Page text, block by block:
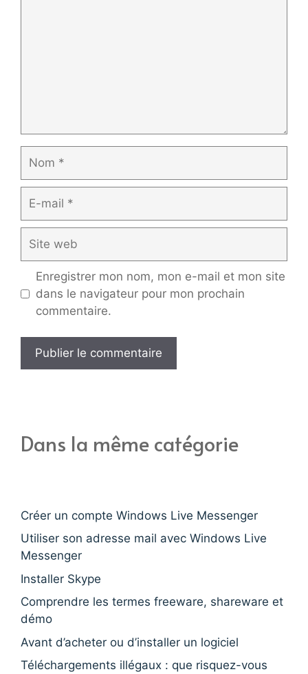
mail
web
Enregistrer mon nom, mon e-mail et mon site
dans le navigateur pour mon prochain
commentaire.
Dans la même catégorie
Créer un compte Windows Live Messenger
Utiliser son adresse mail avec Windows Live
Messenger
Installer Skype
Comprendre les termes freeware, shareware et
démo
Avant d’acheter ou d’installer un logiciel
Téléchargements illégaux : que risquez-vous